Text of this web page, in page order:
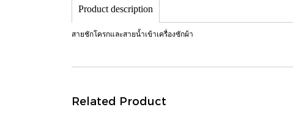
Product description
สายชักโครกและสายน้ำเข้าเครื่องซักผ้า
Related Product